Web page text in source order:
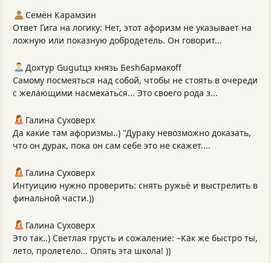
Семён Карамзин
Ответ Гига на логику: Нет, этот афоризм не указывает на
ложную или показную добродетель. Он говорит...
Дохтур Gugutцэ князь Беshбармакоff
Самому посмеяться над собой, чтобы не стоять в очереди
с желающими насмехаться... Это своего рода з...
Галина Суховерх
Да какие там афоризмы..) "Дураку невозможно доказать,
что он дурак, пока он сам себе это не скажет....
Галина Суховерх
Интуицию нужно проверить: снять ружьё и выстрелить в
финальной части.))
Галина Суховерх
Это так..) Светлая грусть и сожаление: –Как же быстро ты,
лето, пролетело... Опять эта школа! ))